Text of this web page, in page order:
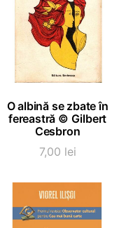
ADAUGĂ ÎN COȘ
O albină se zbate în
fereastră © Gilbert
Cesbron
7,00 lei